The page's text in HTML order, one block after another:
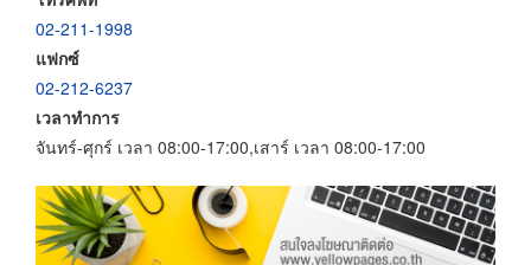
02-211-1998
แฟกซ์
02-212-6237
เวลาทำการ
จันทร์-ศุกร์ เวลา 08:00-17:00,เสาร์ เวลา 08:00-17:00